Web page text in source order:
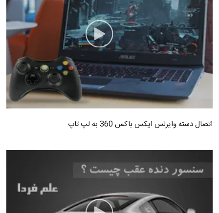
اتصال دسته وایرلس ایکس باکس 360 به لپ تاپ